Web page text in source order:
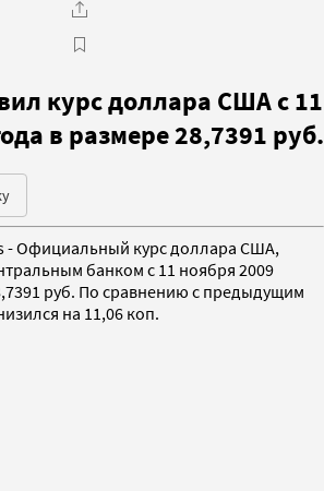
курс доллара США с 11
в размере 28,7391 руб.
- Официальный курс доллара США,
банком с 11 ноября 2009
руб. По сравнению с предыдущим
на 11,06 коп.